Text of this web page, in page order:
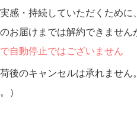
感・持続していただくために、
お届けまでは解約できません
自動停止ではございません
後のキャンセルは承れませ
）